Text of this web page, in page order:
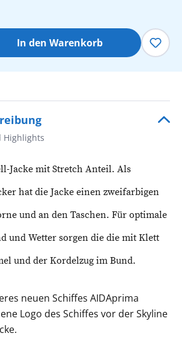
Gib den
In den Warenkorb
Highlights
Jacke mit Stretch Anteil. Als
hat die Jacke einen zweifarbigen
und an den Taschen. Für optimale
und Wetter sorgen die die mit Klett
und der Kordelzug im Bund.
neuen Schiffes AIDAprima
Logo des Schiffes vor der Skyline